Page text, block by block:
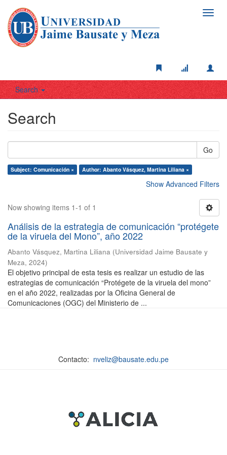
Search
Search
Go
Subject: Comunicación × Author: Abanto Vásquez, Martina Liliana ×
Show Advanced Filters
Now showing items 1-1 of 1
Análisis de la estrategia de comunicación “protégete
de la viruela del Mono”, año 2022
Abanto Vásquez, Martina Liliana (Universidad Jaime Bausate y
Meza, 2024)
El objetivo principal de esta tesis es realizar un estudio de las
estrategias de comunicación “Protégete de la viruela del mono”
en el año 2022, realizadas por la Oficina General de
Comunicaciones (OGC) del Ministerio de ...
Contacto: nveliz@bausate.edu.pe